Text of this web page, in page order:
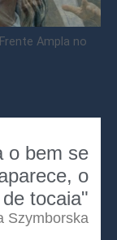
Ampla no
o bem se
o
tocaia"
Szymborska